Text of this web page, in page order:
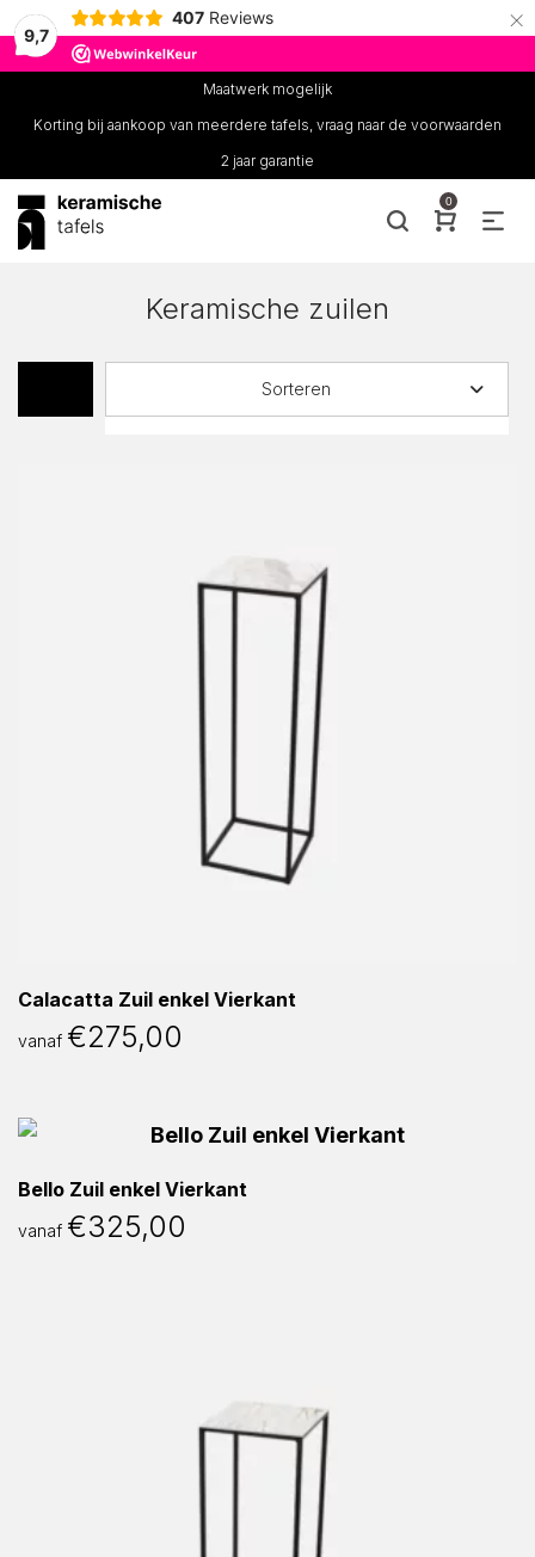
9,7
407 Reviews ×
Maatwerk mogelijk
Korting bij aankoop van meerdere tafels, vraag naar de voorwaarden
2 jaar garantie
0
Keramische zuilen
Sorteren
Calacatta Zuil enkel Vierkant
vanaf €275,00
Bello Zuil enkel Vierkant
vanaf €325,00